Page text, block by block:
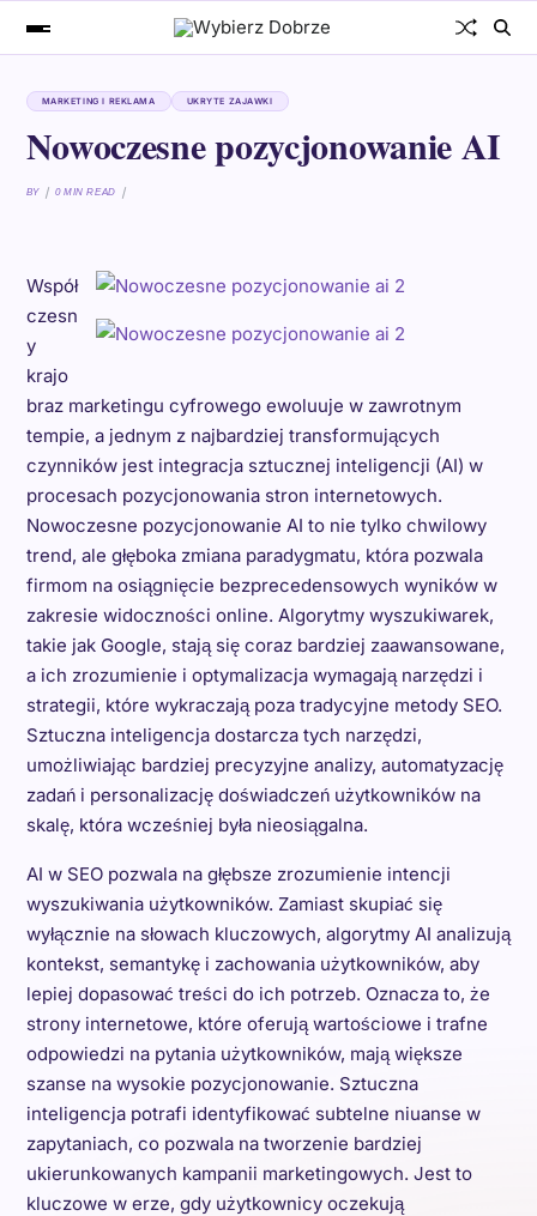
MARKETING I REKLAMA UKRYTE ZAJAWKI
Nowoczesne pozycjonowanie AI
BY 0 MIN READ
Współ
czesn
y
krajo
braz marketingu cyfrowego ewoluuje w zawrotnym
tempie, a jednym z najbardziej transformujących
czynników jest integracja sztucznej inteligencji (AI) w
procesach pozycjonowania stron internetowych.
Nowoczesne pozycjonowanie AI to nie tylko chwilowy
trend, ale głęboka zmiana paradygmatu, która pozwala
firmom na osiągnięcie bezprecedensowych wyników w
zakresie widoczności online. Algorytmy wyszukiwarek,
takie jak Google, stają się coraz bardziej zaawansowane,
a ich zrozumienie i optymalizacja wymagają narzędzi i
strategii, które wykraczają poza tradycyjne metody SEO.
Sztuczna inteligencja dostarcza tych narzędzi,
umożliwiając bardziej precyzyjne analizy, automatyzację
zadań i personalizację doświadczeń użytkowników na
skalę, która wcześniej była nieosiągalna.
AI w SEO pozwala na głębsze zrozumienie intencji
wyszukiwania użytkowników. Zamiast skupiać się
wyłącznie na słowach kluczowych, algorytmy AI analizują
kontekst, semantykę i zachowania użytkowników, aby
lepiej dopasować treści do ich potrzeb. Oznacza to, że
strony internetowe, które oferują wartościowe i trafne
odpowiedzi na pytania użytkowników, mają większe
szanse na wysokie pozycjonowanie. Sztuczna
inteligencja potrafi identyfikować subtelne niuanse w
zapytaniach, co pozwala na tworzenie bardziej
ukierunkowanych kampanii marketingowych. Jest to
kluczowe w erze, gdy użytkownicy oczekują